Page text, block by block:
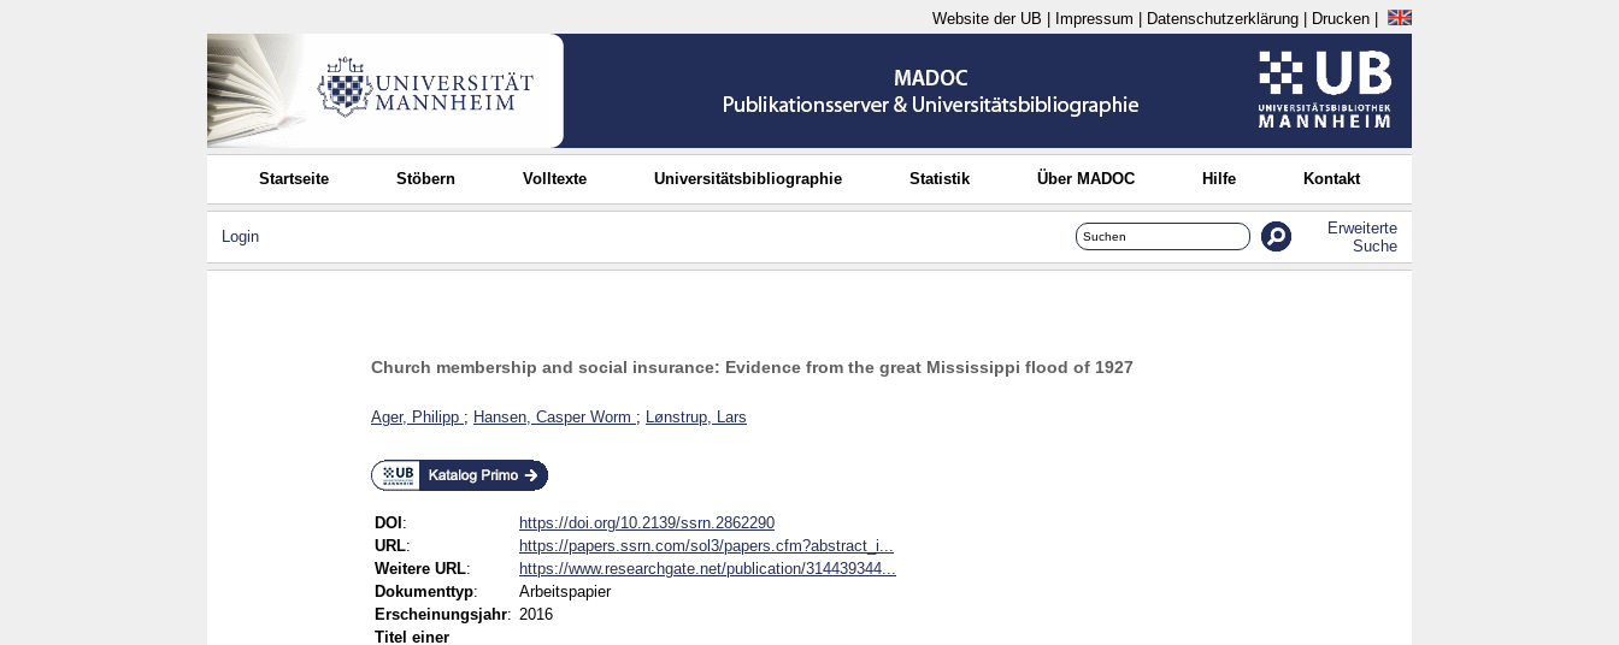
Website der UB Impressum Datenschutzerklärung Drucken
Startseite Stöbern Volltexte Universitätsbibliographie Statistik Über MADOC Hilfe Kontakt
Login
Erweiterte
Suche
Church membership and social insurance: Evidence from the great Mississippi flood of 1927
Ager, Philipp ; Hansen, Casper Worm ; Lønstrup, Lars
DOI :
https://doi.org/10.2139/ssrn.2862290
URL:
https://papers.ssrn.com/sol3/papers.cfm?abstract_i...
Weitere URL:
https://www.researchgate.net/publication/314439344...
Dokumenttyp:
Arbeitspapier
Erscheinungsjahr: 2016
Titel einer